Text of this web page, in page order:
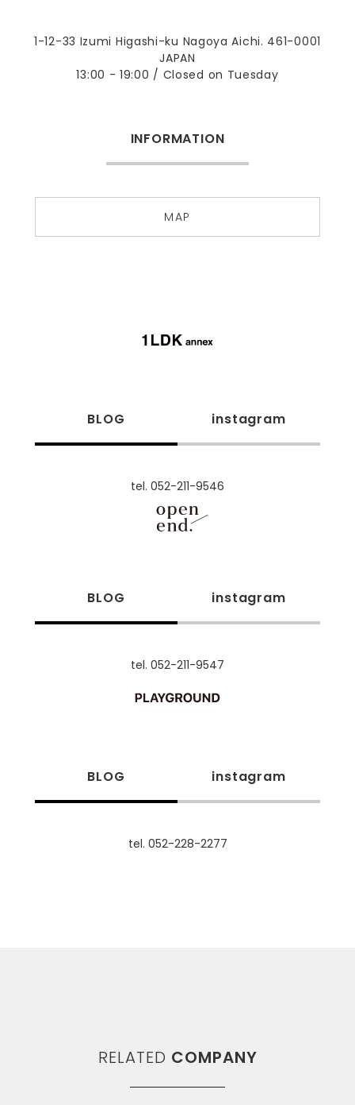
1-12-33 Izumi Higashi-ku Nagoya Aichi. 461-0001
JAPAN
13:00 - 19:00 / Closed on Tuesday
INFORMATION
MAP
BLOG instagram
tel. 052-211-9546
BLOG instagram
tel. 052-211-9547
BLOG instagram
tel. 052-228-2277
RELATED COMPANY